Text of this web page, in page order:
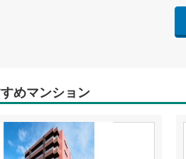
めマンション